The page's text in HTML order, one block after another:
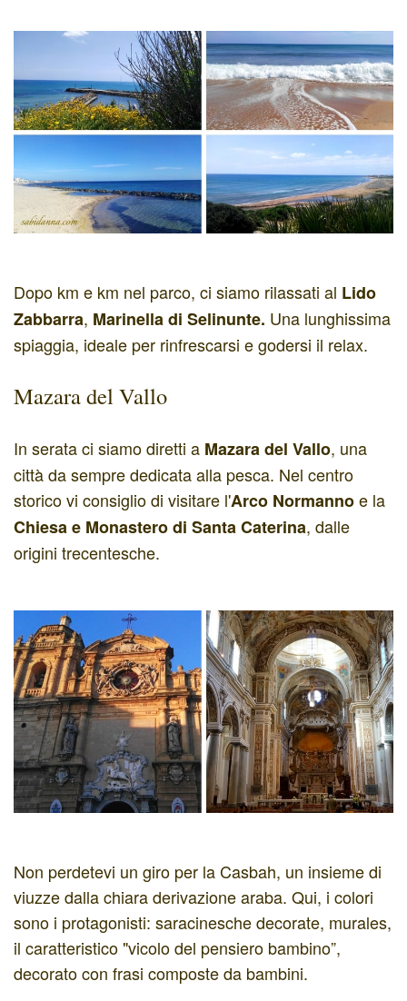
Dopo km e km nel parco, ci siamo rilassati al Lido
Zabbarra, Marinella di Selinunte. Una lunghissima
spiaggia, ideale per rinfrescarsi e godersi il relax.
Mazara del Vallo
In serata ci siamo diretti a Mazara del Vallo, una
città da sempre dedicata alla pesca. Nel centro
storico vi consiglio di visitare l'Arco Normannoe la
Chiesa e Monastero di Santa Caterina, dalle
origini trecentesche.
Non perdetevi un giro per la Casbah, un insieme di
viuzze dalla chiara derivazione araba. Qui, i colori
sono i protagonisti: saracinesche decorate, murales,
il caratteristico "vicolo del pensiero bambino”,
decorato con frasi composte da bambini.